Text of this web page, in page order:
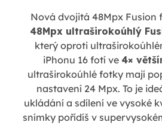
Nová dvojitá 48Mpx Fusion
48Mpx ultraširokoúhlý
který oproti
iPhonu 16 fotí ve 4×
ultraširokoúhlé fotky mají
nastavení 24 Mpx. To je
ukládání a sdílení ve vysoké
snímky pořídíš v